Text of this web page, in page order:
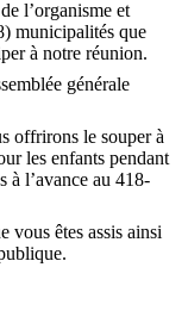
l’organisme et
municipalités que
à notre réunion.
générale
offrirons le souper à
les enfants pendant
à l’avance au 418-
vous êtes assis ainsi